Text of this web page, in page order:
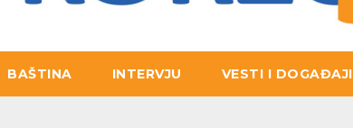
BAŠTINA INTERVJU VESTI I DOGAĐAJI